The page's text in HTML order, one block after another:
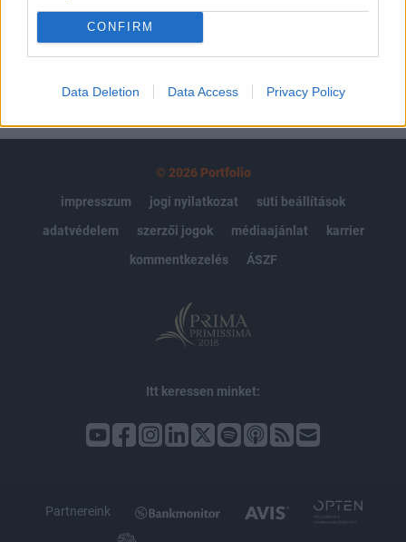
CONFIRM
Data Deletion Data Access Privacy Policy
MÁR ELŐFIZETŐNK VAGY?
© 2026 Portfolio
impresszum
jogi nyilatkozat
süti beállítások
adatvédelem
szerzői jogok médiaajánlat
karrier
kommentkezelés
ÁSZF
Itt keressen minket:
Partnereink